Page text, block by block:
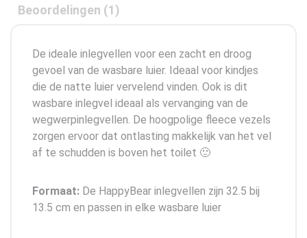
Beoordelingen (1)
De ideale inlegvellen voor een zacht en droog
gevoel van de wasbare luier. Ideaal voor kindjes
die de natte luier vervelend vinden. Ook is dit
wasbare inlegvel ideaal als vervanging van de
wegwerpinlegvellen. De hoogpolige fleece vezels
zorgen ervoor dat ontlasting makkelijk van het vel
af te schudden is boven het toilet 🙂
Formaat: De HappyBear inlegvellen zijn 32.5 bij
13.5 cm en passen in elke wasbare luier